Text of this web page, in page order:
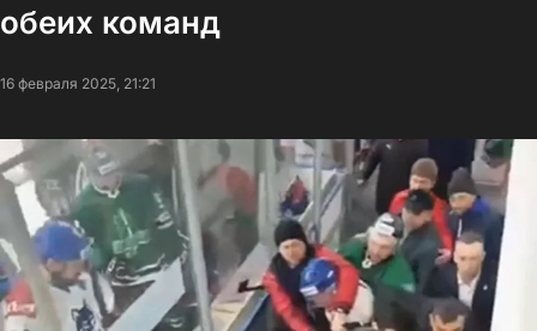
обеих команд
16 февраля 2025, 21:21